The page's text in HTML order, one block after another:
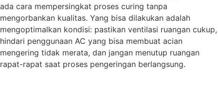
ada cara mempersingkat proses curing tanpa
mengorbankan kualitas. Yang bisa dilakukan adalah
mengoptimalkan kondisi: pastikan ventilasi ruangan cukup,
hindari penggunaan AC yang bisa membuat acian
mengering tidak merata, dan jangan menutup ruangan
rapat-rapat saat proses pengeringan berlangsung.